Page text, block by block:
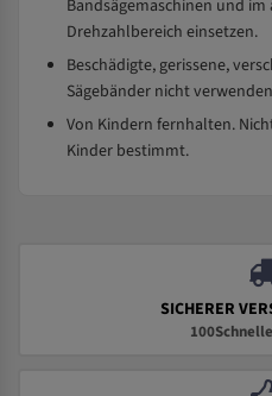
Bandsägemaschinen und im
Drehzahlbereich einsetzen.
Beschädigte, gerissene,
Sägebänder nicht
Von Kindern fernhalten.
Kinder bestimmt.
SICHERER